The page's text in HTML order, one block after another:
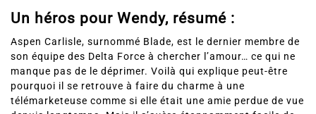
Un héros pour Wendy, résumé :
son équipe des Delta Force à chercher l’amour… ce qui ne
manque pas de le déprimer. Voilà qui explique peut-être
pourquoi il se retrouve à faire du charme à une
télémarketeuse comme si elle était une amie perdue de vue
depuis longtemps. Mais il s’avère étonnamment facile de